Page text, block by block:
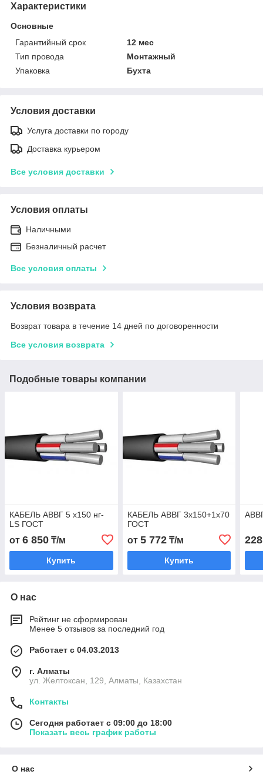
Характеристики
Основные
Гарантийный срок
12 мес
Тип провода
Монтажный
Упаковка
Бухта
Условия доставки
Услуга доставки по городу
Доставка курьером
Все условия доставки
Условия оплаты
Наличными
Безналичный расчет
Все условия оплаты
Условия возврата
Возврат товара в течение 14 дней по договоренности
Все условия возврата
Подобные товары компании
КАБЕЛЬ АВВГ 5 х150 нг-
LS ГОСТ
от 6 850 ₸/м
Купить
КАБЕЛЬ АВВГ 3х150+1х70
ГОСТ
от 5 772₸/м
Купить
228
О нас
Рейтинг не сформирован
Менее 5 отзывов за последний год
Работает с 04.03.2013
г. Алматы
ул. Желтоксан, 129, Алматы, Казахстан
Контакты
Сегодня работает с 09:00 до 18:00
Показать весь график работы
О нас